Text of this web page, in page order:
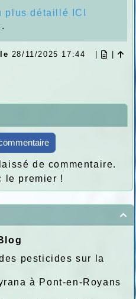

pesticides sur la
à Pont-en-Royans
plus détaillé ICI
.
28/11/2025 17:44
de commentaire.
le premier !